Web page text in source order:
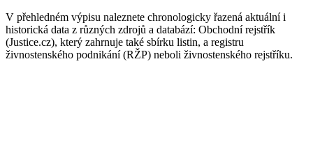
V přehledném výpisu naleznete chronologicky řazená aktuální i
historická data z různých zdrojů a databází: Obchodní rejstřík
(Justice.cz), který zahrnuje také sbírku listin, a registru
živnostenského podnikání (RŽP) neboli živnostenského rejstříku.